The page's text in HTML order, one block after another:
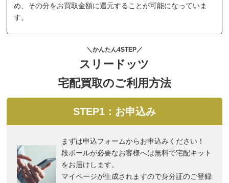
め、その分をお買取金額に還元することが可能になっていま
す。
＼かんたん4STEP／
スリードッツ
宅配買取のご利用方法
STEP1：お申込み
まずは申込フォームからお申込みください！
段ボールが必要なお客様へは無料で宅配キット
をお届けします。
マイページが生成されますので身分証のご登録